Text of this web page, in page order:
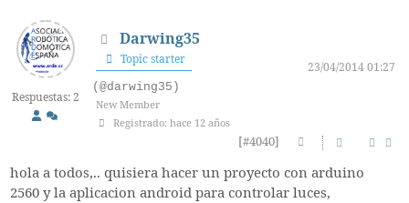
Respuestas: 2
Darwing35
Topic starter
23/04/2014 01:27
(@darwing35)
New Member
Registrado: hace 12 años
[#4040]
hola a todos,.. quisiera hacer un proyecto con arduino
2560 y la aplicacion android para controlar luces,